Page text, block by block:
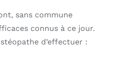
sans commune
connus à ce jour.
d’effectuer :